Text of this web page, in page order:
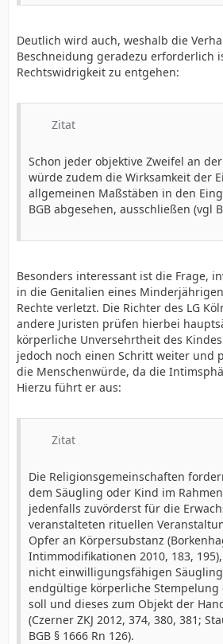
Deutlich wird auch, weshalb die
Beschneidung geradezu erforderlich
Rechtswidrigkeit zu entgehen:
Zitat
Schon jeder objektive Zweifel an
würde zudem die Wirksamkeit der
allgemeinen Maßstäben in den
BGB abgesehen, ausschließen (vgl
Besonders interessant ist die Frage,
in die Genitalien eines
Rechte verletzt. Die Richter des LG
andere Juristen prüfen hierbei
körperliche Unversehrtheit des
jedoch noch einen Schritt weiter und
die Menschenwürde, da die
Hierzu führt er aus:
Zitat
Die Religionsgemeinschaften
dem Säugling oder Kind im
jedenfalls zuvörderst für die
veranstalteten rituellen
Opfer an Körpersubstanz
Intimmodifikationen 2010, 183,
nicht einwilligungsfähigen
endgültige körperliche
soll und dieses zum Objekt der
(Czerner ZKJ 2012, 374, 380, 381;
BGB § 1666 Rn 126).